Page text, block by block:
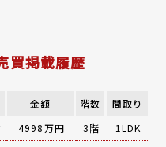
買掲載履歴
金額 階数
間取り
4998万円 3階
1LDK